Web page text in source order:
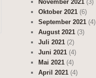
November 2021 (3)
Oktober 2021 (6)
September 2021 (4)
August 2021 (3)
Juli 2021 (2)
Juni 2021 (4)
Mai 2021 (4)
April 2021 (4)